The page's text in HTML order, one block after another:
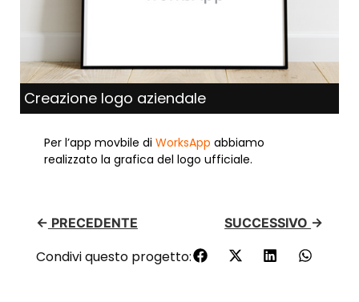
Creazione logo aziendale
Per l’app movbile di WorksApp abbiamo
realizzato la grafica del logo ufficiale.
← PRECEDENTE SUCCESSIVO →
Condivi questo progetto: